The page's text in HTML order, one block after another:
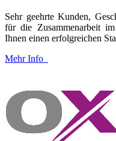
Sehr geehrte Kunden,
für die Zusammenarbeit
Ihnen einen erfolgreichen
Mehr Info